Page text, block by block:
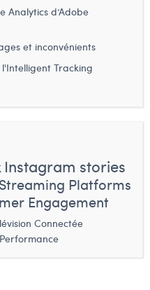
Analytics d’Adobe
et inconvénients
Tracking
Instagram stories
Streaming Platforms
Engagement
Connectée